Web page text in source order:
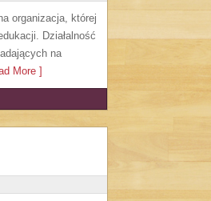
organizacja, której
Działalność
na
More ]